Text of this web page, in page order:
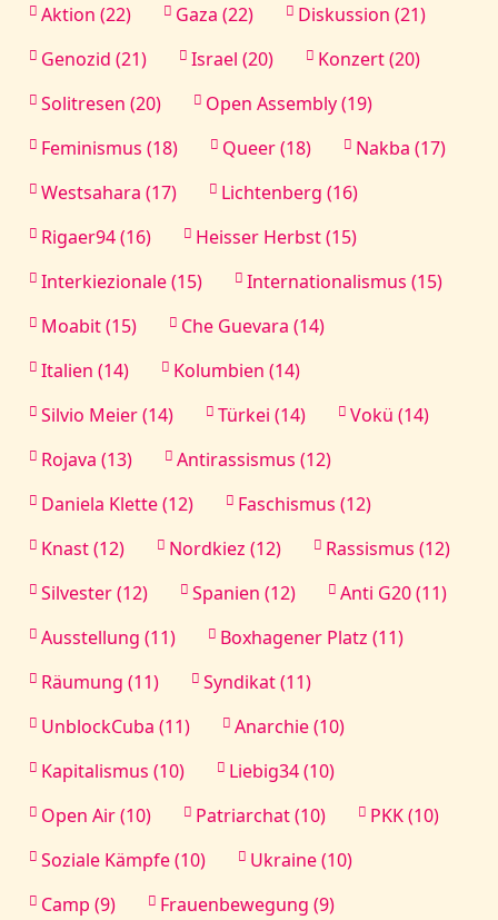
Aktion (22)
Gaza (22)
Diskussion (21)
Genozid (21)
Israel (20)
Konzert (20)
Solitresen (20)
Open Assembly (19)
Feminismus (18)
Queer (18)
Nakba (17)
Westsahara (17)
Lichtenberg (16)
Rigaer94 (16)
Heisser Herbst (15)
Interkiezionale (15)
Internationalismus (15)
Moabit (15)
Che Guevara (14)
Italien (14)
Kolumbien (14)
Silvio Meier (14)
Türkei (14)
Vokü (14)
Rojava (13)
Antirassismus (12)
Daniela Klette (12)
Faschismus (12)
Knast (12)
Nordkiez (12)
Rassismus (12)
Silvester (12)
Spanien (12)
Anti G20 (11)
Ausstellung (11)
Boxhagener Platz (11)
Räumung (11)
Syndikat (11)
UnblockCuba (11)
Anarchie (10)
Kapitalismus (10)
Liebig34 (10)
Open Air (10)
Patriarchat (10)
PKK (10)
Soziale Kämpfe (10)
Ukraine (10)
Camp (9)
Frauenbewegung (9)